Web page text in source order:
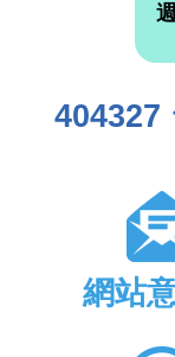
404327
網站